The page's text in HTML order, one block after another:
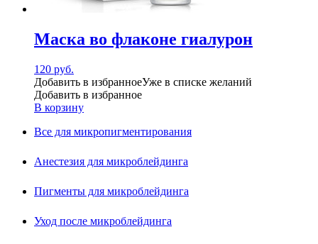
Маска во флаконе гиалурон
120 руб.
Добавить в избранноеУже в списке желаний
Добавить в избранное
В корзину
Все для микропигментирования
Анестезия для микроблейдинга
Пигменты для микроблейдинга
Уход после микроблейдинга